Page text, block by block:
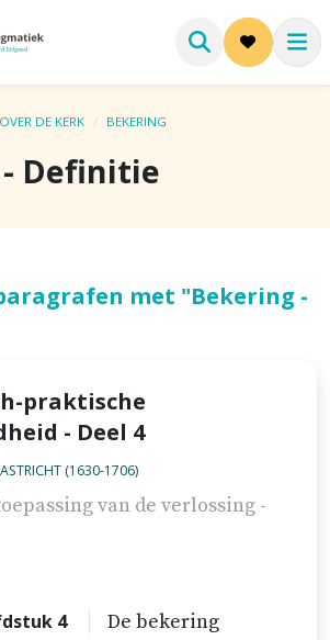
OVER DE KERK BEKERING
Definitie
met "Bekering -
praktische
- Deel 4
(1630-1706)
van de verlossing -
4 De bekering